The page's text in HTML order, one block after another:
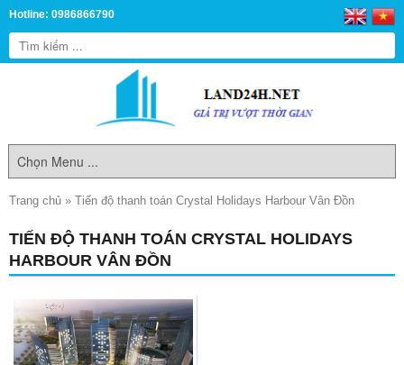
Hotline: 0986866790
Trang chủ » Tiến độ thanh toán Crystal Holidays Harbour Vân Đồn
TIẾN ĐỘ THANH TOÁN CRYSTAL HOLIDAYS
HARBOUR VÂN ĐỒN